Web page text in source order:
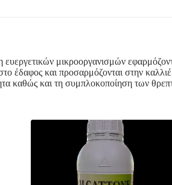
μικροοργανισμών
έδαφος και προσαρμόζονται στην
καθώς και τη συμπλοκοποίηση των